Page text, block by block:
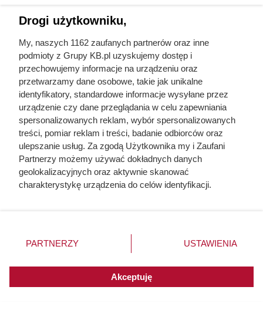
Szyszki w ogrodzie działają jak
złoto – 10 zastosowań, o których
Drogi użytkowniku,
My, naszych 1162 zaufanych partnerów oraz inne
podmioty z Grupy KB.pl uzyskujemy dostęp i
przechowujemy informacje na urządzeniu oraz
przetwarzamy dane osobowe, takie jak unikalne
identyfikatory, standardowe informacje wysyłane przez
urządzenie czy dane przeglądania w celu zapewniania
spersonalizowanych reklam, wybór spersonalizowanych
treści, pomiar reklam i treści, badanie odbiorców oraz
ulepszanie usług. Za zgodą Użytkownika my i Zaufani
Partnerzy możemy używać dokładnych danych
geolokalizacyjnych oraz aktywnie skanować
charakterystykę urządzenia do celów identyfikacji.
zmienić/wycofać klikając przycisk ustawień prywatności
znajdujący się w lewym dolnym rogu strony. Niektóre
użytkownika, ale masz prawo sprzeciwić się takiemu
przetwarzaniu. Preferencje będą miały zastosowania do
PARTNERZY USTAWIENIA
Akceptuję